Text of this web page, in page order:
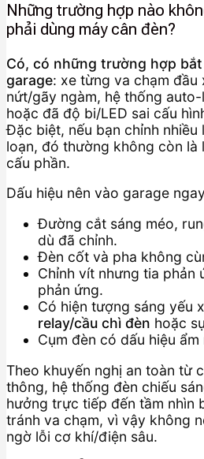
Những trường hợp nào
phải dùng máy cân đèn?
Có, có những trường hợp
garage: xe từng va chạm đầu
nứt/gãy ngàm, hệ thống
hoặc đã độ bi/LED sai cấu
Đặc biệt, nếu bạn chỉnh nhiều
loạn, đó thường không còn là
cấu phần.
Dấu hiệu nên vào garage
Đường cắt sáng méo,
dù đã chỉnh.
Đèn cốt và pha không
Chỉnh vít nhưng tia phản
phản ứng.
Có hiện tượng sáng yếu
relay/cầu chì đèn hoặc
Cụm đèn có dấu hiệu
Theo khuyến nghị an toàn từ
thông, hệ thống đèn chiếu
hưởng trực tiếp đến tầm nhìn
tránh va chạm, vì vậy không
ngờ lỗi cơ khí/điện sâu.